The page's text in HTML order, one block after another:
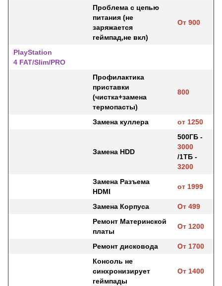
Проблема с цепью
питания (не
заряжается
геймпад,не вкл)
От 900
PlayStation
4 FAT/Slim/PRO
Профилактика
приставки
(чистка+замена
термопасты)
800
Замена куллера от 1250
Замена HDD
500ГБ -
3000
/1ТБ -
3200
Замена Разъема
HDMI
от 1999
Замена Корпуса
От 499
Ремонт Материнской
платы
От 1200
Ремонт дисковода
От 1700
Консоль не
синхронизирует
геймпады
От 1400